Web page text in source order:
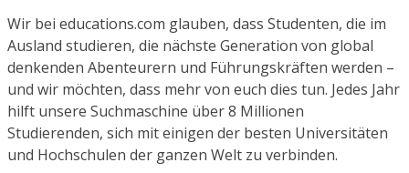
Wir bei educations.com glauben, dass Studenten, die im
Ausland studieren, die nächste Generation von global
denkenden Abenteurern und Führungskräften werden –
und wir möchten, dass mehr von euch dies tun. Jedes Jahr
hilft unsere Suchmaschine über 8 Millionen
Studierenden, sich mit einigen der besten Universitäten
und Hochschulen der ganzen Welt zu verbinden.